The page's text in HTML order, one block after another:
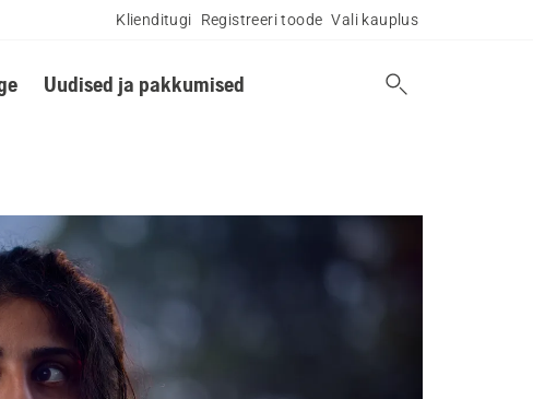
Klienditugi Registreeri toode Vali kauplus
Uudised ja pakkumised